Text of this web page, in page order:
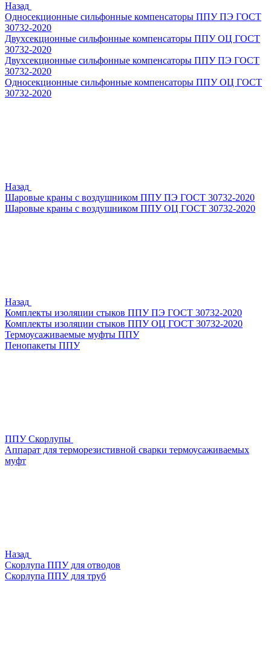
Назад
Односекционные сильфонные компенсаторы ППУ ПЭ ГОСТ
30732-2020
Двухсекционные сильфонные компенсаторы ППУ ОЦ ГОСТ
30732-2020
Двухсекционные сильфонные компенсаторы ППУ ПЭ ГОСТ
30732-2020
Односекционные сильфонные компенсаторы ППУ ОЦ ГОСТ
30732-2020
Назад
Шаровые краны с воздушником ППУ ПЭ ГОСТ 30732-2020
Шаровые краны с воздушником ППУ ОЦ ГОСТ 30732-2020
Назад
Комплекты изоляции стыков ППУ ПЭ ГОСТ 30732-2020
Комплекты изоляции стыков ППУ ОЦ ГОСТ 30732-2020
Термоусаживаемые муфты ППУ
Пенопакеты ППУ
ППУ Скорлупы
Аппарат для терморезистивной сварки термоусаживаемых
муфт
Назад
Скорлупа ППУ для отводов
Скорлупа ППУ для труб